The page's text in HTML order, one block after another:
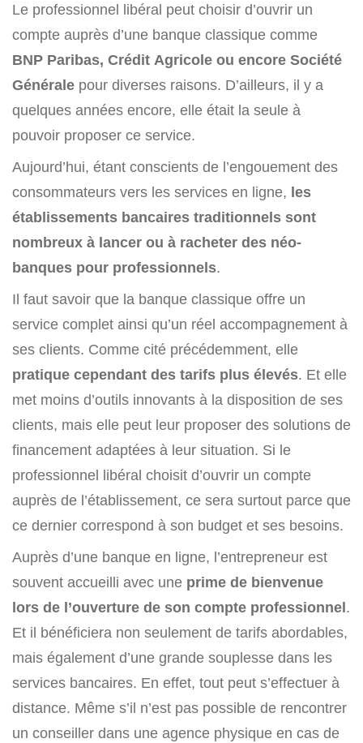
Le professionnel libéral peut choisir d’ouvrir un
compte auprès d’une banque classique comme
BNP Paribas, Crédit Agricole ou encore Société
Générale pour diverses raisons. D’ailleurs, il y a
quelques années encore, elle était la seule à
pouvoir proposer ce service.
Aujourd’hui, étant conscients de l’engouement des
consommateurs vers les services en ligne, les
établissements bancaires traditionnels sont
nombreux à lancer ou à racheter des néo-
banques pour professionnels.
Il faut savoir que la banque classique offre un
service complet ainsi qu’un réel accompagnement à
ses clients. Comme cité précédemment, elle
pratique cependant des tarifs plus élevés. Et elle
met moins d’outils innovants à la disposition de ses
clients, mais elle peut leur proposer des solutions de
financement adaptées à leur situation. Si le
professionnel libéral choisit d’ouvrir un compte
auprès de l’établissement, ce sera surtout parce que
ce dernier correspond à son budget et ses besoins.
Auprès d’une banque en ligne, l’entrepreneur est
souvent accueilli avec une prime de bienvenue
lors de l’ouverture de son compte professionnel.
Et il bénéficiera non seulement de tarifs abordables,
mais également d’une grande souplesse dans les
services bancaires. En effet, tout peut s’effectuer à
distance. Même s’il n’est pas possible de rencontrer
un conseiller dans une agence physique en cas de